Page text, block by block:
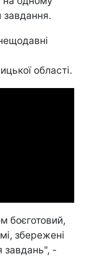
завдання.
області.
боєготовий,
збережені
завдань", -